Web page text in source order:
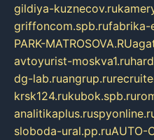
gildiya-kuznecov.ru
griffoncom.spb.rufabrika-
PARK-MATROSOVA.RU
avtoyurist-moskva1.ru
dg-lab.ruangrup.ru
krsk124.rukubok.spb.ru
analitikaplus.ru
sloboda-ural.pp.ruAUTO-